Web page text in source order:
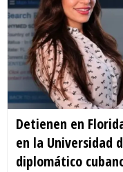
Detienen en
en la Universidad
diplomático